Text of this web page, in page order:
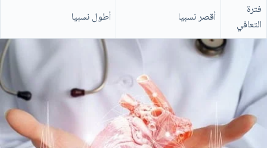
فترة
التعافي
أقصر نسبيا أطول نسبيا